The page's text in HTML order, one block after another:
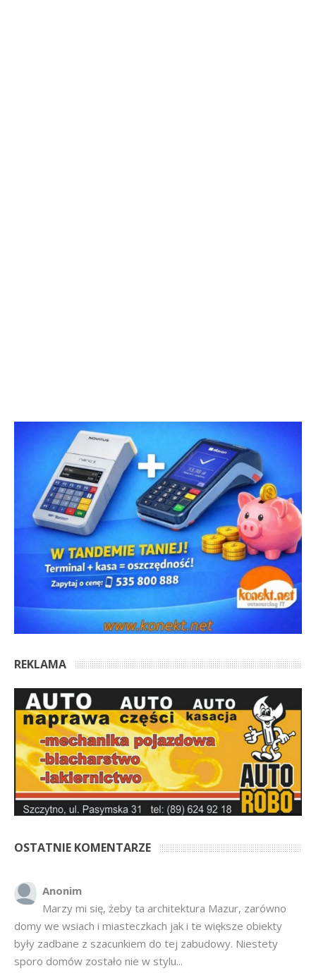
REKLAMA
OSTATNIE KOMENTARZE
Anonim
Marzy mi się, żeby ta architektura Mazur, zarówno
domy we wsiach i miasteczkach jak i te większe obiekty
były zadbane z szacunkiem do tej zabudowy. Niestety
sporo domów zostało nie w stylu...